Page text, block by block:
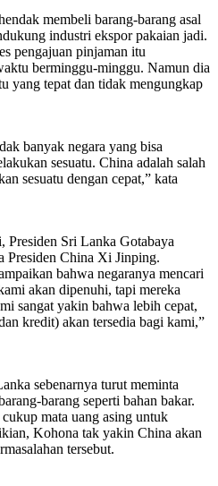
membeli barang-barang asal
industri ekspor pakaian jadi.
pengajuan pinjaman itu
berminggu-minggu. Namun dia
yang tepat dan tidak mengungkap
banyak negara yang bisa
sesuatu. China adalah salah
sesuatu dengan cepat,” kata
Sri Lanka Gotabaya
Presiden China Xi Jinping.
bahwa negaranya mencari
akan dipenuhi, tapi mereka
sangat yakin bahwa lebih cepat,
kredit) akan tersedia bagi kami,”
sebenarnya turut meminta
barang seperti bahan bakar.
mata uang asing untuk
Kohona tak yakin China akan
tersebut.